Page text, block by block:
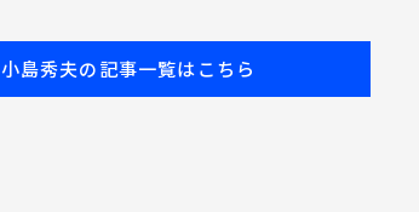
よう』】 番組初ゲス
トは俳優の西島秀俊さ
小島秀夫の記事一覧はこちら